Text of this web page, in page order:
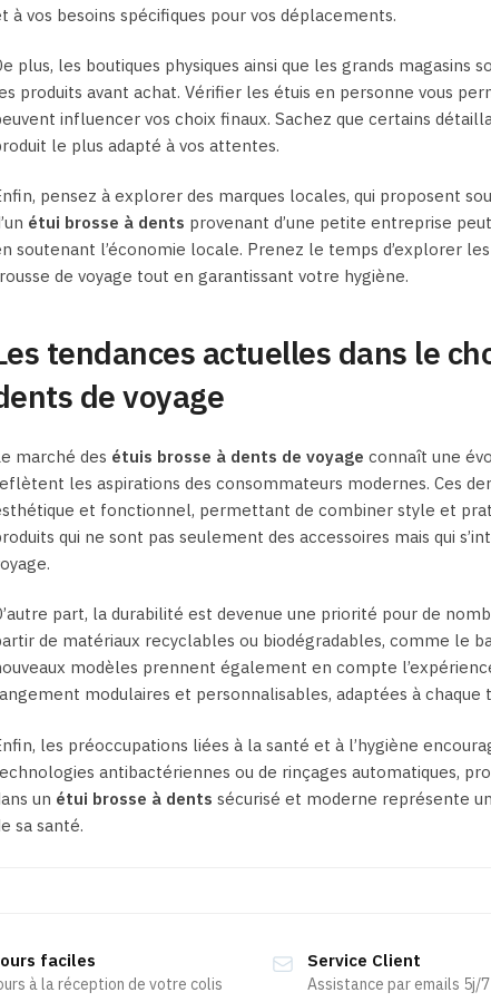
à vos besoins spécifiques pour vos déplacements.
plus, les boutiques physiques ainsi que les grands
produits avant achat. Vérifier les étuis en personne vous
influencer vos choix finaux. Sachez que certains
le plus adapté à vos attentes.
pensez à explorer des marques locales, qui proposent
étui brosse à dents provenant d’une petite entreprise
soutenant l’économie locale. Prenez le temps d’explorer
de voyage tout en garantissant votre hygiène.
tendances actuelles dans le
de voyage
marché des étuis brosse à dents de voyage connaît une
les aspirations des consommateurs modernes. Ces
et fonctionnel, permettant de combiner style et
qui ne sont pas seulement des accessoires mais qui
part, la durabilité est devenue une priorité pour de
de matériaux recyclables ou biodégradables, comme le
modèles prennent également en compte
modulaires et personnalisables, adaptées à chaque
les préoccupations liées à la santé et à l’hygiène
antibactériennes ou de rinçages automatiques,
un étui brosse à dents sécurisé et moderne représente
sa santé.
faciles
à la réception de votre colis
Service Client
Assistance par emails 5j/7